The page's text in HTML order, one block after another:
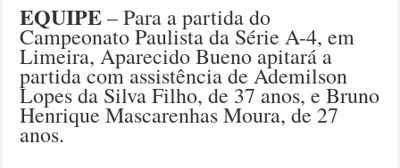
EQUIPE– Para a partida do
Campeonato Paulista da Série A-4, em
Limeira, Aparecido Bueno apitará a
partida com assistência de Ademilson
Lopes da Silva Filho, de 37 anos, e Bruno
Henrique Mascarenhas Moura, de 27
anos.